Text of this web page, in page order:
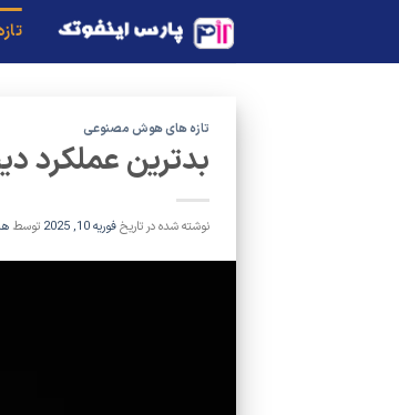
content
تازه های هوش مصنوعی
بدترین عملکرد
نوشته شده در تاریخفوریه 10, 2025 توسط